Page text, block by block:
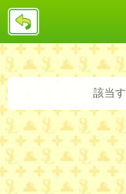
戻
バックナンバー
該当